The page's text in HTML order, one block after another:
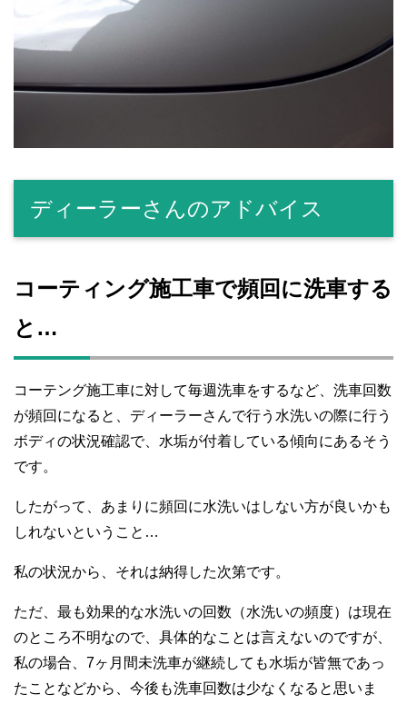
ディーラーさんのアドバイス
コーティング施工車で頻回に洗車する
と…
コーテング施工車に対して毎週洗車をするなど、洗車回数
が頻回になると、ディーラーさんで行う水洗いの際に行う
ボディの状況確認で、水垢が付着している傾向にあるそう
です。
したがって、あまりに頻回に水洗いはしない方が良いかも
しれないということ…
私の状況から、それは納得した次第です。
ただ、最も効果的な水洗いの回数（水洗いの頻度）は現在
のところ不明なので、具体的なことは言えないのですが、
私の場合、7ヶ月間未洗車が継続しても水垢が皆無であっ
たことなどから、今後も洗車回数は少なくなると思いま